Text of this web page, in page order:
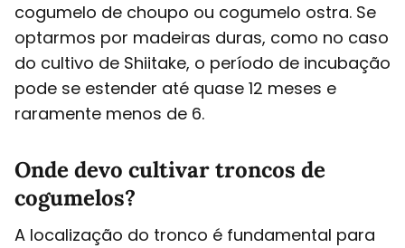
cogumelo de choupo ou cogumelo ostra. Se
optarmos por madeiras duras, como no caso
do cultivo de Shiitake, o período de incubação
pode se estender até quase 12 meses e
raramente menos de 6.
Onde devo cultivar troncos de
cogumelos?
A localização do tronco é fundamental para